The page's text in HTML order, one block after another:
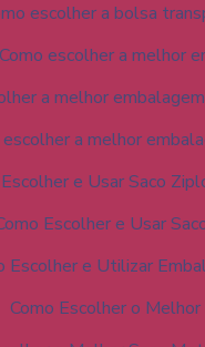
escolher a bolsa
Como escolher a melhor
a melhor
escolher a melhor
e Usar Saco
Escolher e Usar
Escolher e Utilizar
Como Escolher o